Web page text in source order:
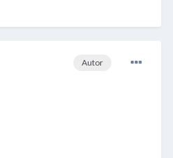
Autor